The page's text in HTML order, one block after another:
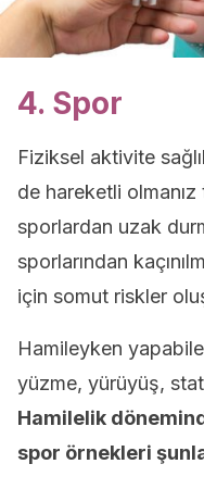
4. Spor
Fiziksel aktivite
de hareketli
sporlardan uzak
sporlarından
için somut riskler
Hamileyken
yüzme, yürüyüş,
Hamilelik
spor örnekleri